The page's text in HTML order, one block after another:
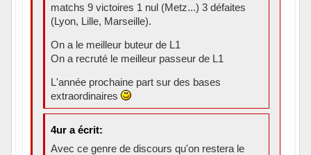
matchs 9 victoires 1 nul (Metz...) 3 défaites
(Lyon, Lille, Marseille).
On a le meilleur buteur de L1
On a recruté le meilleur passeur de L1
L'année prochaine part sur des bases
extraordinaires
4ur a écrit:
Avec ce genre de discours qu'on restera le